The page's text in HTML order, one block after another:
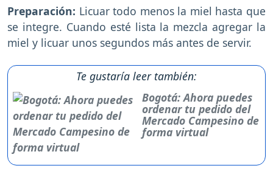
Preparación: Licuar todo menos la miel hasta que
se integre. Cuando esté lista la mezcla agregar la
miel y licuar unos segundos más antes de servir.
Te gustaría leer también:
Bogotá: Ahora puedes
ordenar tu pedido del
Mercado Campesino de
forma virtual